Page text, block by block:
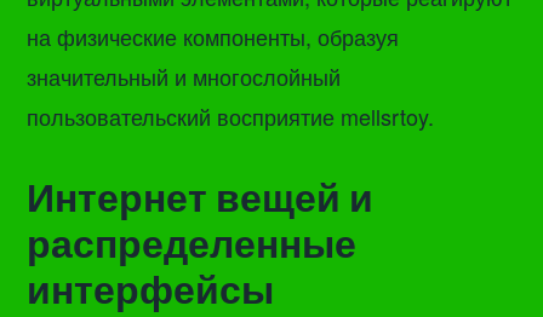
на физические компоненты, образуя
значительный и многослойный
пользовательский восприятие mellsrtoy.
Интернет вещей и
распределенные
интерфейсы